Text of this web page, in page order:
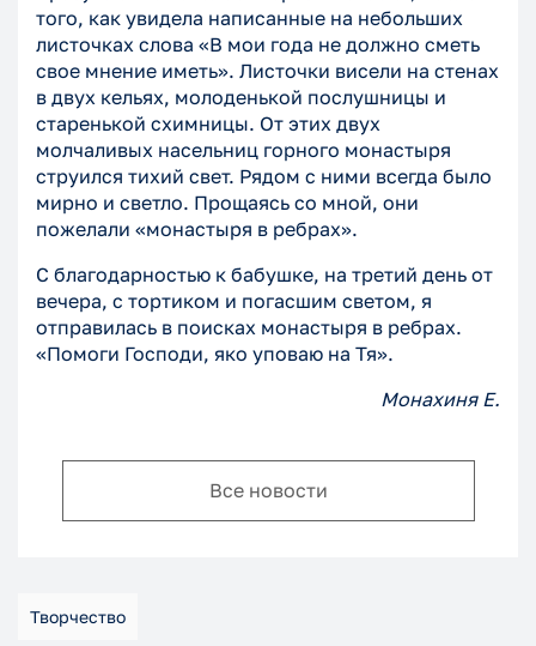
того, как увидела написанные на небольших
листочках слова «В мои года не должно сметь
свое мнение иметь». Листочки висели на стенах
в двух кельях, молоденькой послушницы и
старенькой схимницы. От этих двух
молчаливых насельниц горного монастыря
струился тихий свет. Рядом с ними всегда было
мирно и светло. Прощаясь со мной, они
пожелали «монастыря в ребрах».
С благодарностью к бабушке, на третий день от
вечера, с тортиком и погасшим светом, я
отправилась в поисках монастыря в ребрах.
«Помоги Господи, яко уповаю на Тя».
Монахиня Е.
Все новости
Творчество